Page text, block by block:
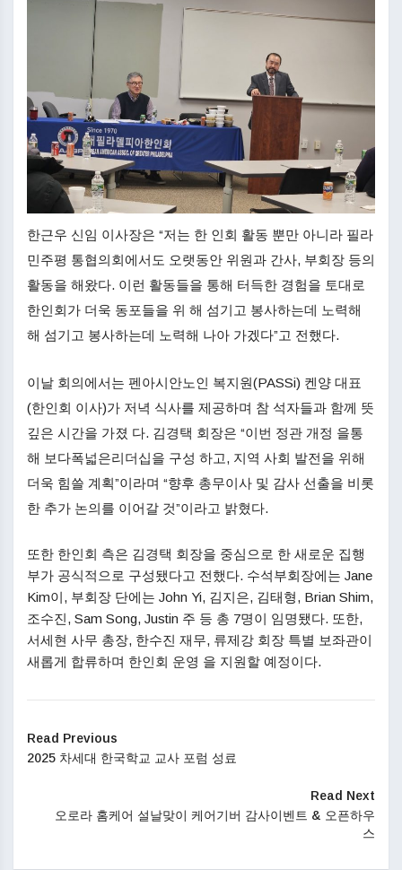
한근우 신임 이사장은 “저는 한 인회 활동 뿐만 아니라 필라
민주평 통협의회에서도 오랫동안 위원과 간사, 부회장 등의
활동을 해왔다. 이런 활동들을 통해 터득한 경험을 토대로
한인회가 더욱 동포들을 위 해 섬기고 봉사하는데 노력해
해 섬기고 봉사하는데 노력해 나아 가겠다”고 전했다.
이날 회의에서는 펜아시안노인 복지원(PASSi) 켄양 대표
(한인회 이사)가 저녁 식사를 제공하며 참 석자들과 함께 뜻
깊은 시간을 가졌 다. 김경택 회장은 “이번 정관 개정 을통
해 보다폭넓은리더십을 구성 하고, 지역 사회 발전을 위해
더욱 힘쓸 계획”이라며 “향후 총무이사 및 감사 선출을 비롯
한 추가 논의를 이어갈 것”이라고 밝혔다.
또한 한인회 측은 김경택 회장을 중심으로 한 새로운 집행
부가 공식적으로 구성됐다고 전했다. 수석부회장에는 Jane
Kim이, 부회장 단에는 John Yi, 김지은, 김태형, Brian Shim,
조수진, Sam Song, Justin 주 등 총 7명이 임명됐다. 또한,
서세현 사무 총장, 한수진 재무, 류제강 회장 특별 보좌관이
새롭게 합류하며 한인회 운영 을 지원할 예정이다.
Read Previous
2025 차세대 한국학교 교사 포럼 성료
Read Next
오로라 홈케어 설날맞이 케어기버 감사이벤트 & 오픈하우
스